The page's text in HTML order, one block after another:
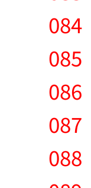
084
085
086
087
088